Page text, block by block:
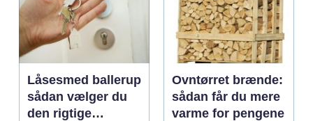
Låsesmed ballerup
sådan vælger du
den rigtige
Ovntørret brænde:
sådan får du mere
varme for pengene